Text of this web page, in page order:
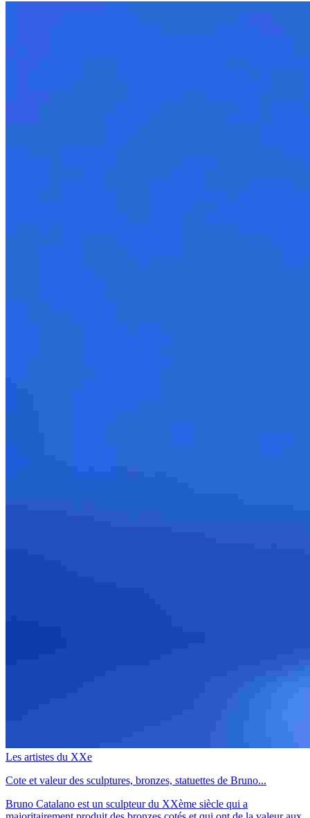
Les artistes du XXe
Cote et valeur des sculptures, bronzes, statuettes de Bruno...
Bruno Catalano est un sculpteur du XXème siècle qui a